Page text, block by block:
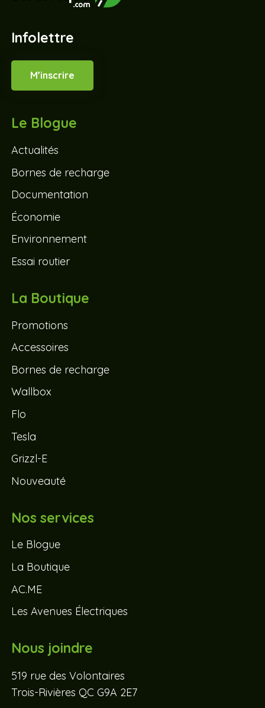
Infolettre
M’inscrire
Le Blogue
Actualités
Bornes de recharge
Documentation
Économie
Environnement
Essai routier
La Boutique
Promotions
Accessoires
Bornes de recharge
Wallbox
Flo
Tesla
Grizzl-E
Nouveauté
Nos services
Le Blogue
La Boutique
AC.ME
Les Avenues Électriques
Nous joindre
519 rue des Volontaires
Trois-Rivières QC G9A 2E7